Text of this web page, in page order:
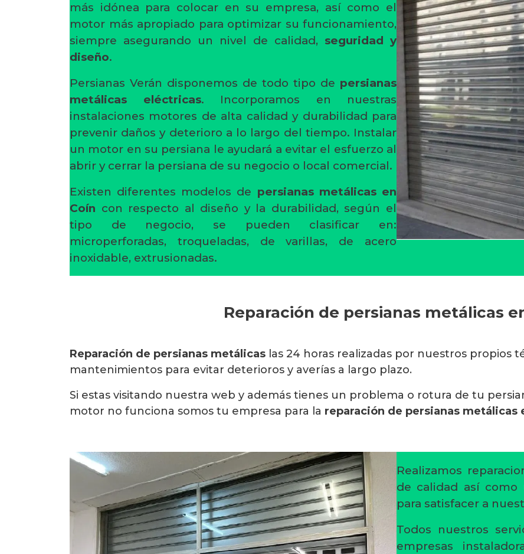
más idónea para colocar en su empresa, así como el
motor más apropiado para optimizar su funcionamiento,
siempre asegurando un nivel de calidad, seguridad y
diseño.
Persianas Verán disponemos de todo tipo de persianas
metálicas eléctricas. Incorporamos en nuestras
instalaciones motores de alta calidad y durabilidad para
prevenir daños y deterioro a lo largo del tiempo. Instalar
un motor en su persiana le ayudará a evitar el esfuerzo al
abrir y cerrar la persiana de su negocio o local comercial.
Existen diferentes modelos de persianas metálicas en
Coín con respecto al diseño y la durabilidad, según el
tipo de negocio, se pueden clasificar en:
microperforadas, troqueladas, de varillas, de acero
inoxidable, extrusionadas.
Reparación de persianas metálicas
Reparación de persianas metálicas las 24 horas realizadas por nuestros propios
mantenimientos para evitar deterioros y averías a largo plazo.
Si estas visitando nuestra web y además tienes un problema o rotura de tu
motor no funciona somos tu empresa para la reparación de persianas metálicas
Realizamos
de calidad así como
para satisfacer a
Todos nuestros
empresas